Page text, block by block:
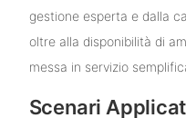
gestione esperta e dalla
oltre alla disponibilità di
messa in servizio
Scenari